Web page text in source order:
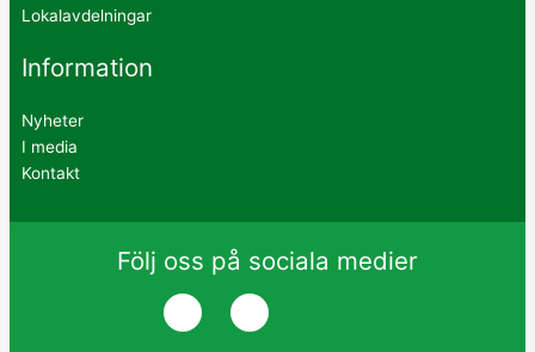
Lokalavdelningar
Information
Nyheter
I media
Kontakt
Följ oss på sociala medier
I
o
Y
u